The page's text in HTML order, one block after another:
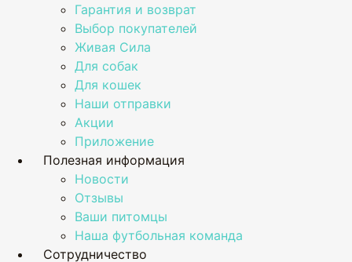
Гарантия и возврат
Выбор покупателей
Живая Сила
Для собак
Для кошек
Наши отправки
Акции
Приложение
Полезная информация
Новости
Отзывы
Ваши питомцы
Наша футбольная команда
Сотрудничество